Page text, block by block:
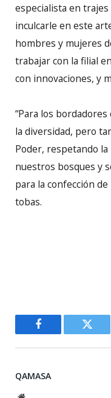
especialista en
inculcarle en este
hombres y mujeres
trabajar con la filial
con innovaciones, y
“Para los
la diversidad, pero
Poder, respetando
nuestros bosques y
para la confección
tobas.
Facebook
QAMASA
Website